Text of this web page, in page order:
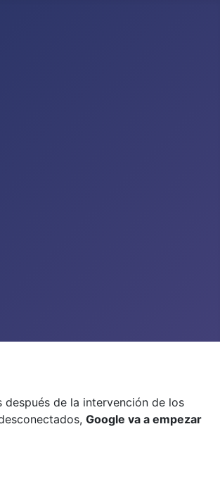
de la intervención de los
Google va a empezar